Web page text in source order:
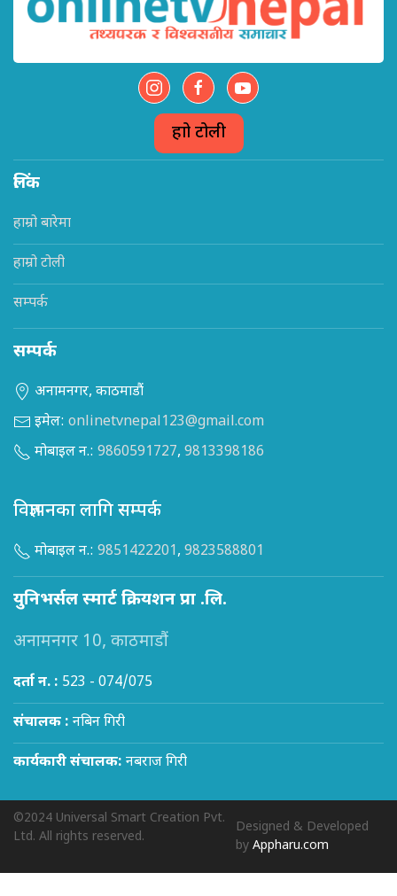
हाम्रो टोली
लिंक
हाम्रो बारेमा
हाम्रो टोली
सम्पर्क
सम्पर्क
अनामनगर, काठमाडौं
इमेल: onlinetvnepal123@gmail.com
मोबाइल न.: 9860591727, 9813398186
विज्ञापनका लागि सम्पर्क
मोबाइल न.: 9851422201, 9823588801
युनिभर्सल स्मार्ट क्रियशन प्रा .लि.
अनामनगर 10, काठमाडौं
दर्ता न. : 523 - 074/075
संचालक : नबिन गिरी
कार्यकारी संचालक: नबराज गिरी
©2024 Universal Smart Creation Pvt.
Ltd. All rights reserved.
Designed & Developed
byAppharu.com